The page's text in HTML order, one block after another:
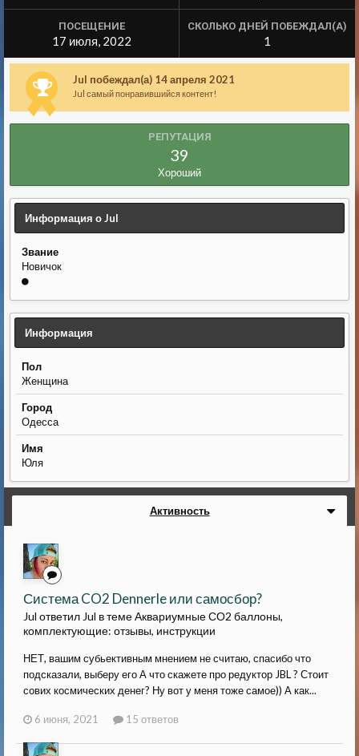
ПОСЕЩЕНИЕ
17 июля, 2022
СКОЛЬКО ДНЕЙ ПОБЕЖДАЛ(А)
1
Jul побеждал(а) 14 апреля 2021
Jul самый понравившийся контент!
РЕПУТАЦИЯ
39
Хороший
Информация о Jul
Звание
Новичок
Информация
Пол
Женщина
Город
Одесса
Имя
Юля
Активность
Система CO2 Dennerle или самосбор?
Jul ответил Jul в темеАквариумные СО2 баллоны,
комплектующие: отзывы, инструкции
НЕТ, вашим субьективным мнением не считаю, спасибо что
подсказали, выберу его А что скажете про редуктор JBL ? Стоит
сових космических денег? Ну вот у меня тоже самое)) А как...
6 июня, 2021 15 ответов